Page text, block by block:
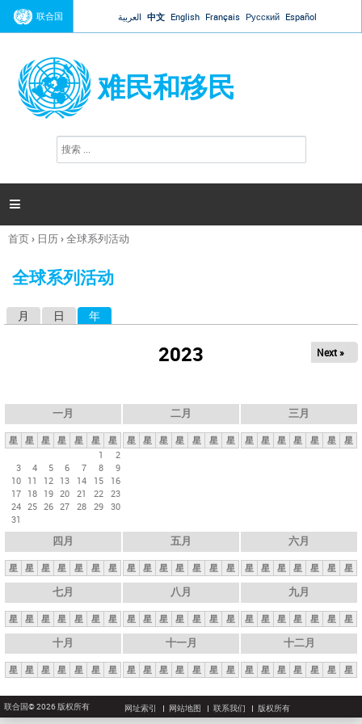
Jump to navigation
联合国 العربية 中文 English Français Русский Español
难民和移民
搜
索

你
这
首页› 日历›全球系列活动
全球系列活动
月 日 年
2023 Next »
一月
星 星 星 星 星 星
星
1
2
3
4 5 6 7 8
9
10 11 12 13 14 15
16
17 18 19 20 21 22 23
24 25 26 27 28 29 30
31
二月
星 星 星 星 星 星 星
三月
星 星 星 星 星 星 星
四月
星 星 星 星 星 星 星
五月
星 星 星 星 星 星 星
六月
星 星 星 星 星 星 星
七月
星 星 星 星 星 星 星
八月
星 星 星 星 星 星 星
九月
星 星 星 星 星 星 星
十月
星 星 星 星 星 星 星
十一月
星 星 星 星 星 星 星
十二月
星 星 星 星 星 星 星
联合国© 2026 版权所有 网址索引 网站地图 联系我们 版权所有